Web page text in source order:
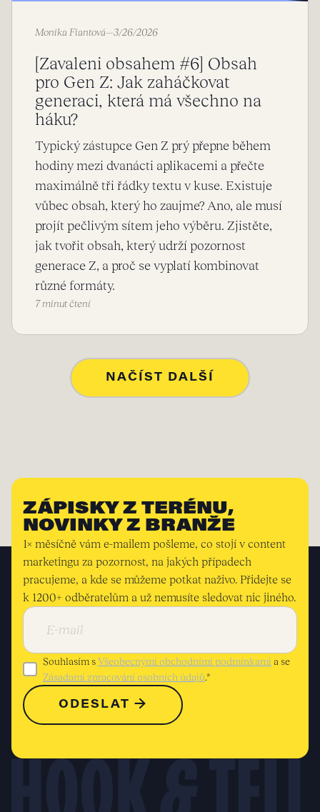
Monika Fiantová—3/26/2026
[Zavaleni obsahem #6] Obsah
pro Gen Z: Jak zaháčkovat
generaci, která má všechno na
háku?
Typický zástupce Gen Z prý přepne během
hodiny mezi dvanácti aplikacemi a přečte
maximálně tři řádky textu v kuse. Existuje
vůbec obsah, který ho zaujme? Ano, ale musí
projít pečlivým sítem jeho výběru. Zjistěte,
jak tvořit obsah, který udrží pozornost
generace Z, a proč se vyplatí kombinovat
různé formáty.
7 minut čtení
NAČÍST DALŠÍ
ZÁPISKY Z TERÉNU,
NOVINKY Z BRANŽE
1× měsíčně vám e-mailem pošleme, co stojí v content
marketingu za pozornost, na jakých případech
pracujeme, a kde se můžeme potkat naživo. Přidejte se
k 1200+ odběratelům a už nemusíte sledovat nic jiného.
Souhlasím sVšeobecnými obchodními podmínkami a se
Zásadami zpracování osobních údajů.*